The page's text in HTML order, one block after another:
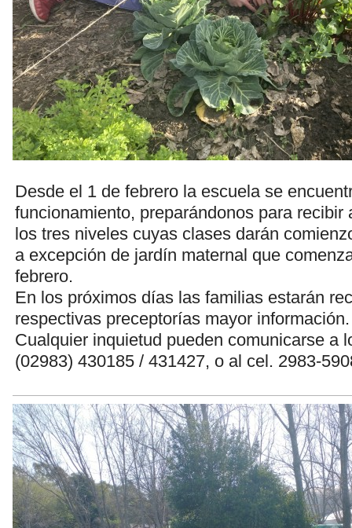
Desde el 1 de febrero la escuela se
funcionamiento, preparándonos para recibir
los tres niveles cuyas clases darán
a excepción de jardín maternal que
febrero.
En los próximos días las familias estarán
respectivas preceptorías mayor información.
Cualquier inquietud pueden comunicarse a
(02983) 430185 / 431427, o al cel. 2983-